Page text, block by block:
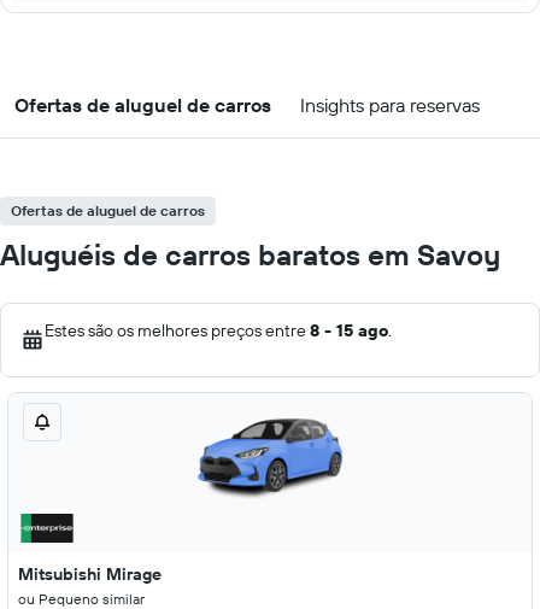
Ofertas de aluguel de carros Insights para reservas
Ofertas de aluguel de carros
Aluguéis de carros baratos em Savoy
Estes são os melhores preços entre8 - 15 ago.
Mitsubishi Mirage
ou Pequeno similar